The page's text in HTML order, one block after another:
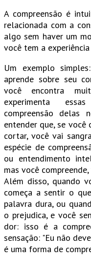
A compreensão é
relacionada com a
algo sem haver um
você tem a
Um exemplo
aprende sobre seu
você encontra
experimenta
compreensão delas
entender que, se você
cortar, você vai
espécie de
ou entendimento
mas você
Além disso, quando
começa a sentir o
palavra dura, ou
o prejudica, e você
dor: isso é a
sensação: "Eu não
é uma forma de